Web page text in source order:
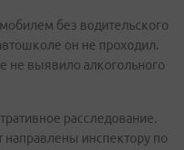
без водительского
он не проходил.
не выявило алкогольного
расследование.
инспектору по